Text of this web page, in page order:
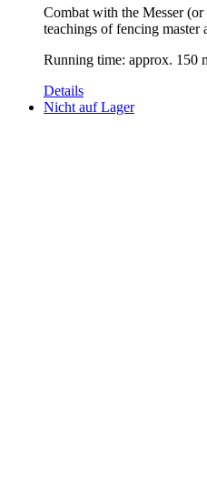
Combat with the Messer
teachings of fencing master
Running time: approx. 150
Details
Nicht auf Lager